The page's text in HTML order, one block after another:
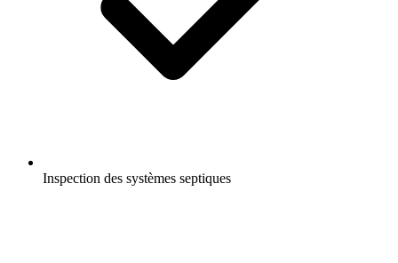
Inspection des systèmes septiques